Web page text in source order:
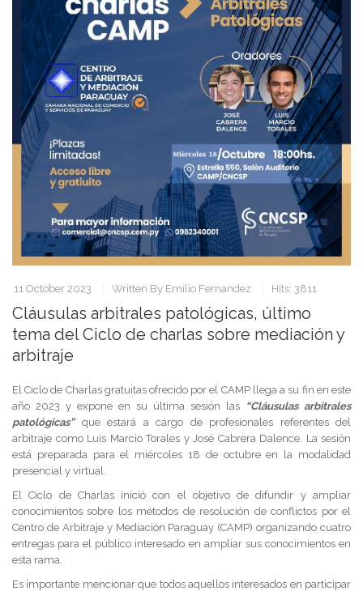
11 October 2023 Written By Emilio Fernandez Hits: 3811
Cláusulas arbitrales patológicas, último
tema del Ciclo de charlas sobre mediación y
arbitraje
El Ciclo de Charlas gratuitas ofrecido por el CAMP llega a su fin en este
año 2023 y expone en su última sesión las “Cláusulas arbitrales
patológicas”que estará a cargo de profesionales referentes del
arbitraje como Luis Marcio Torales y José Cabrera Dalence. La sesión
está preparada para el miércoles 18 de octubre en la modalidad
presencial y virtual.
El Ciclo de Charlas inició con el objetivo de difundir y ampliar
conocimientos sobre los métodos de resolución de conflictos por el
Centro de Arbitraje y Mediación Paraguay (CAMP) organizando cuatro
entregas para el público interesado en ampliar sus conocimientos en
esta rama.
Es importante mencionar que todos aquellos interesados en participar